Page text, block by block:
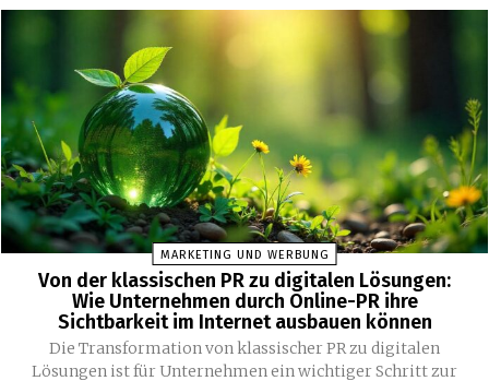
MARKETING UND WERBUNG
Von der klassischen PR zu digitalen Lösungen:
Wie Unternehmen durch Online-PR ihre
Sichtbarkeit im Internet ausbauen können
Die Transformation von klassischer PR zu digitalen
Lösungen ist für Unternehmen ein wichtiger Schritt zur